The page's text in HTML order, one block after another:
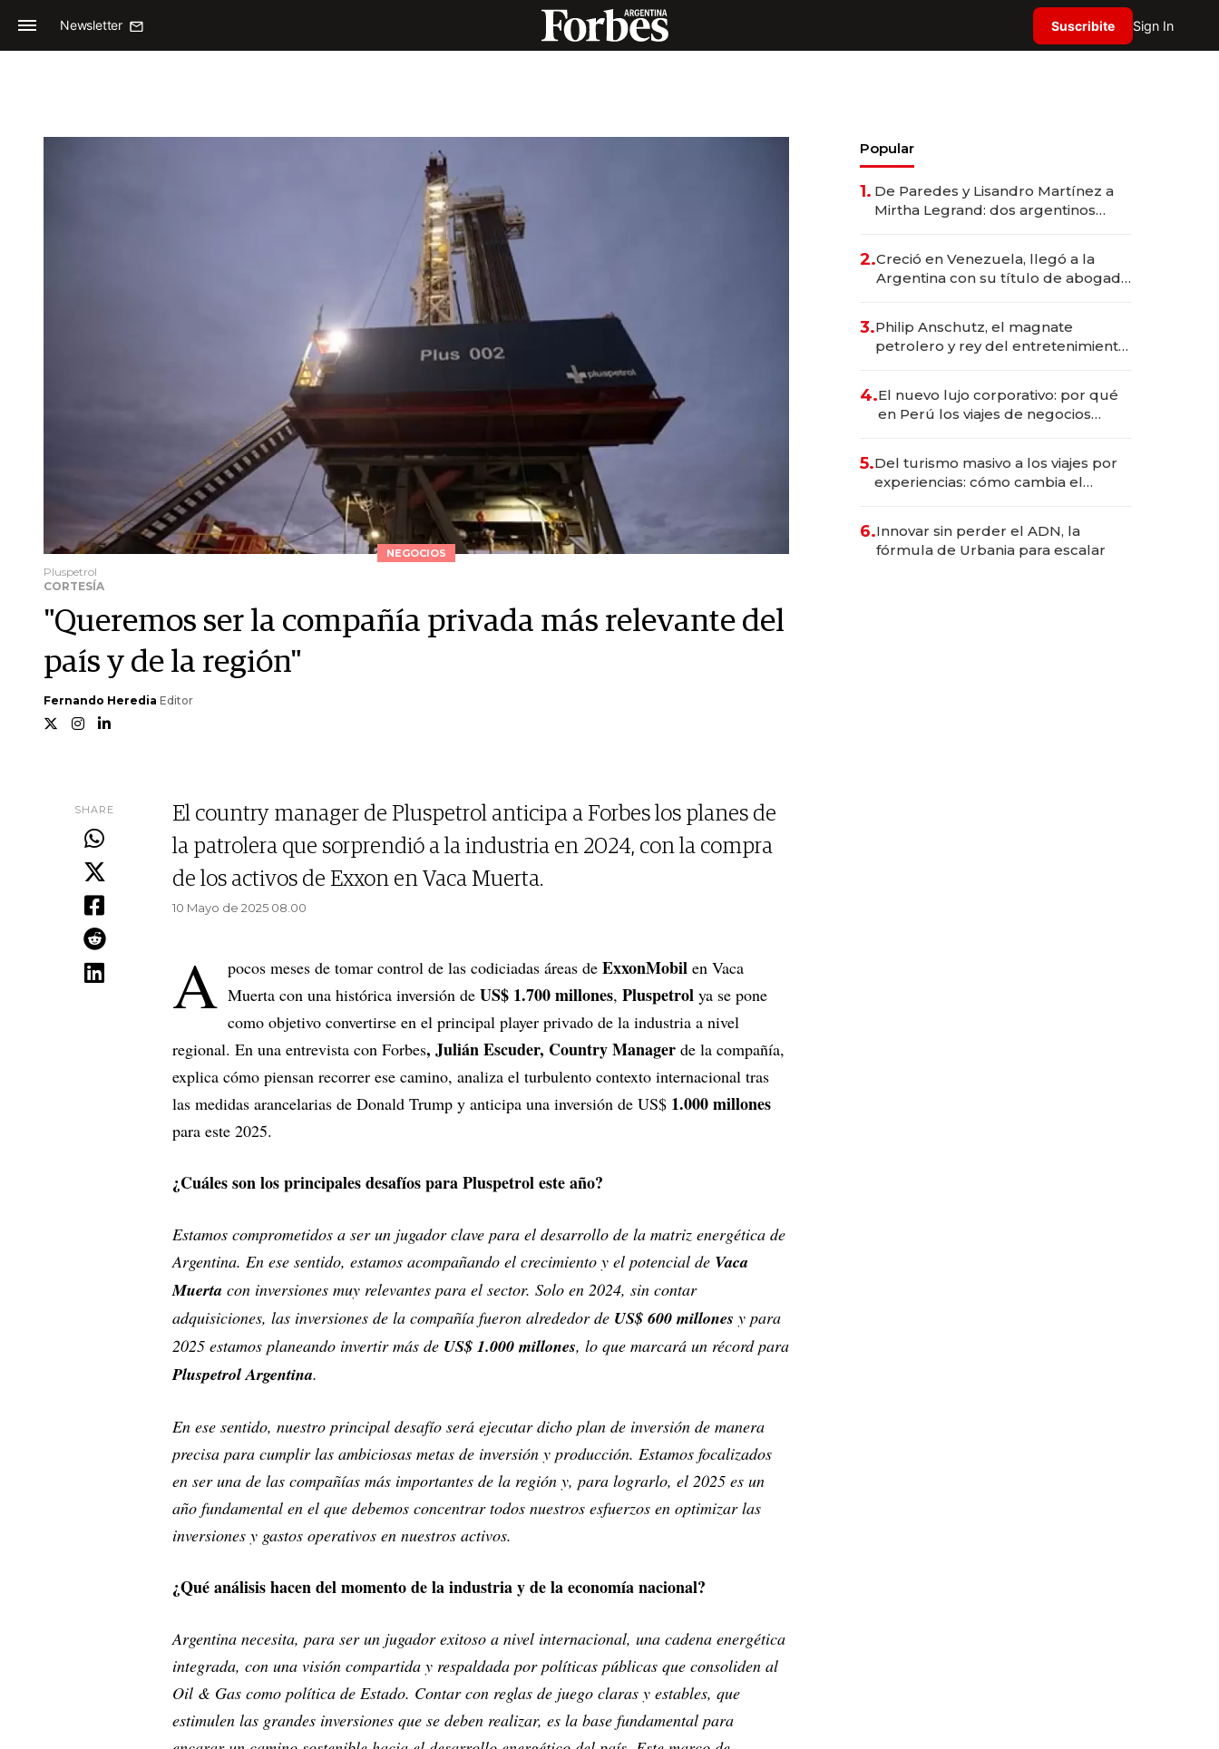
Newsletter Suscribite Sign In
NEGOCIOS
Pluspetrol
CORTESÍA
"Queremos ser la compañía privada más relevante del
país y de la región"
Fernando Heredia Editor
SHARE
El country manager de Pluspetrol anticipa a Forbes los planes de
la patrolera que sorprendió a la industria en 2024, con la compra
de los activos de Exxon en Vaca Muerta.
10 Mayo de 2025 08.00
A pocos meses de tomar control de las codiciadas áreas de ExxonMobil en Vaca
Muerta con una histórica inversión de US$ 1.700 millones, Pluspetrol ya se pone
como objetivo convertirse en el principal player privado de la industria a nivel
regional. En una entrevista con Forbes, Julián Escuder, Country Manager de la compañía,
explica cómo piensan recorrer ese camino, analiza el turbulento contexto internacional tras
las medidas arancelarias de Donald Trump y anticipa una inversión de US$ 1.000 millones
para este 2025.
¿Cuáles son los principales desafíos para Pluspetrol este año?
Estamos comprometidos a ser un jugador clave para el desarrollo de la matriz energética de
Argentina. En ese sentido, estamos acompañando el crecimiento y el potencial de Vaca
Muerta con inversiones muy relevantes para el sector. Solo en 2024, sin contar
adquisiciones, las inversiones de la compañía fueron alrededor de US$ 600 millones y para
2025 estamos planeando invertir más de US$ 1.000 millones, lo que marcará un récord para
Pluspetrol Argentina.
En ese sentido, nuestro principal desafío será ejecutar dicho plan de inversión de manera
precisa para cumplir las ambiciosas metas de inversión y producción. Estamos focalizados
en ser una de las compañías más importantes de la región y, para lograrlo, el 2025 es un
año fundamental en el que debemos concentrar todos nuestros esfuerzos en optimizar las
inversiones y gastos operativos en nuestros activos.
¿Qué análisis hacen del momento de la industria y de la economía nacional?
Argentina necesita, para ser un jugador exitoso a nivel internacional, una cadena energética
integrada, con una visión compartida y respaldada por políticas públicas que consoliden al
Oil & Gas como política de Estado. Contar con reglas de juego claras y estables, que
estimulen las grandes inversiones que se deben realizar, es la base fundamental para
Popular
1. De Paredes y Lisandro Martínez a
Mirtha Legrand: dos argentinos
2.Creció en Venezuela, llegó a la
Argentina con su título de abogado
marcas "fast premium"
3.Philip Anschutz, el magnate
petrolero y rey del entretenimiento
4.El nuevo lujo corporativo: por qué
en Perú los viajes de negocios
transformadoras
5.Del turismo masivo a los viajes por
experiencias: cómo cambia el
6.Innovar sin perder el ADN, la
fórmula de Urbania para escalar